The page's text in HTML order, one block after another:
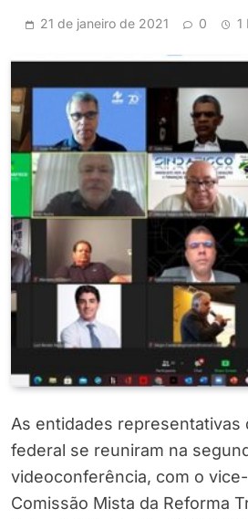
21 de janeiro de 2021 0 1
As entidades representativas
federal se reuniram na
videoconferência, com o
Comissão Mista da Reforma